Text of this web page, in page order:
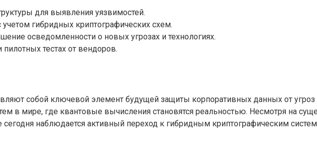
для выявления уязвимостей.
гибридных криптографических схем.
осведомленности о новых угрозах и технологиях.
тестах от вендоров.
собой ключевой элемент будущей защиты корпоративных данных от угроз
в мире, где квантовые вычисления становятся реальностью. Несмотря на
сегодня наблюдается активный переход к гибридным криптографическим